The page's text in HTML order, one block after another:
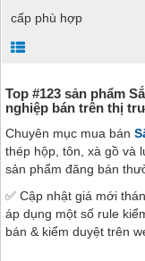
cấp phù hợp
Top #123 sản phẩm
nghiệp bán trên thị
Chuyên mục mua bán
thép hộp, tôn, xà gồ và
sản phẩm đăng bán
✅ Cập nhật giá mới
áp dụng một số rule
bán & kiểm duyệt trên